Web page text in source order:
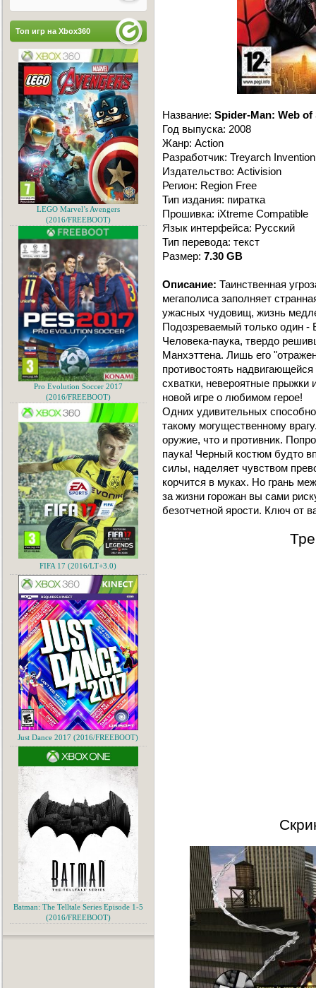
Название: Spider-Man: Web of
Год выпуска: 2008
Жанр: Action
Разработчик: Treyarch Invention
Издательство: Activision
Регион: Region Free
Тип издания: пиратка
Прошивка: iXtreme Compatible
Язык интерфейса: Русский
Тип перевода: текст
Размер: 7.30 GB
Описание: Таинственная
мегаполиса заполняет
ужасных чудовищ, жизнь
Подозреваемый только один -
Человека-паука, твердо
Манхэттена. Лишь его
противостоять
схватки, невероятные прыжки
новой игре о любимом герое!
Одних удивительных
такому могущественному
оружие, что и противник.
паука! Черный костюм будто
силы, наделяет чувством
корчится в муках. Но грань
за жизни горожан вы сами
безотчетной ярости. Ключ от
Топ игр на Xbox360
LEGO Marvel’s Avengers
(2016/FREEBOOT)
Pro Evolution Soccer 2017
(2016/FREEBOOT)
FIFA 17 (2016/LT+3.0)
Just Dance 2017 (2016/FREEBOOT)
Batman: The Telltale Series Episode 1-5
(2016/FREEBOOT)